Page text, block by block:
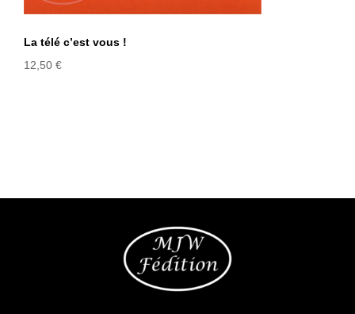
La télé c’est vous !
12,50 €